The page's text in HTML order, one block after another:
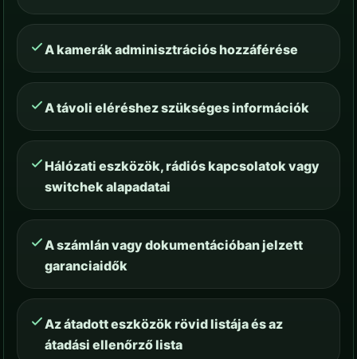
A kamerák adminisztrációs hozzáférése
A távoli eléréshez szükséges információk
Hálózati eszközök, rádiós kapcsolatok vagy
switchek alapadatai
A számlán vagy dokumentációban jelzett
garanciaidők
Az átadott eszközök rövid listája és az
átadási ellenőrző lista